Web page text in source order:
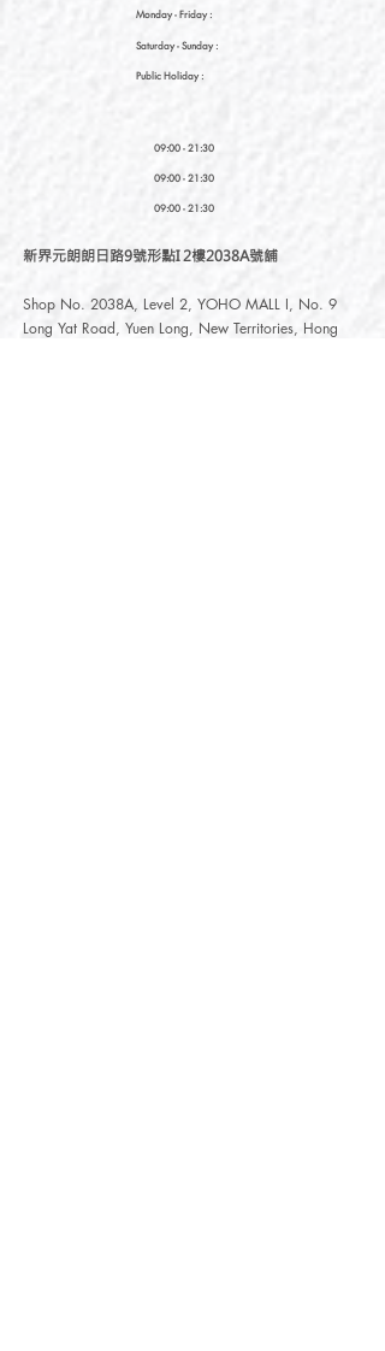
Monday - Friday :
Saturday- Sunday :
Public Holiday :
09:00 - 21:30
09:00 - 21:30
09:00 - 21:30
新界元朗朗日路9號形點I 2樓2038A號舖
Shop No. 2038A, Level 2, YOHO MALL I, No. 9
Long Yat Road, Yuen Long, New Territories, Hong